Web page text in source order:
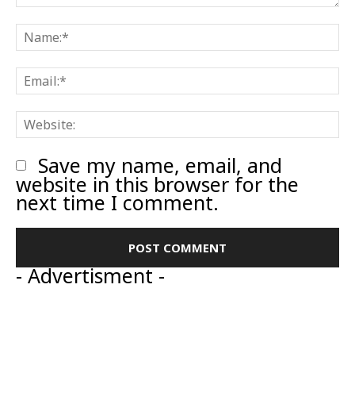
Comment:
Save my name, email, and
website in this browser for the
next time I comment.
- Advertisment -